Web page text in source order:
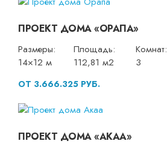
ПРОЕКТ ДОМА «ОРАПА»
Размеры:
14×12 м
Площадь:
112,81 м2
Комнат:
3
ОТ 3.666.325 РУБ.
ПРОЕКТ ДОМА «АКАА»